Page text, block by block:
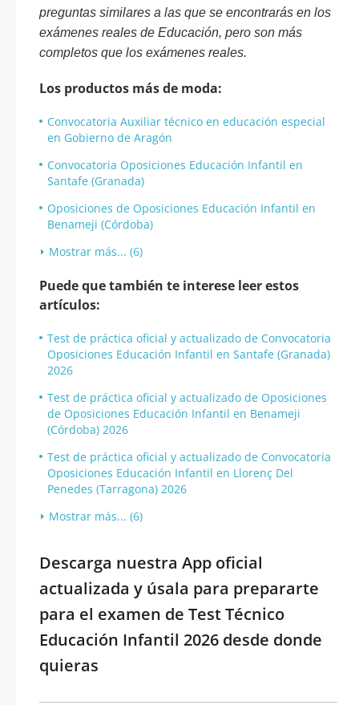
preguntas similares a las que se encontrarás en los
exámenes reales de Educación, pero son más
completos que los exámenes reales.
Los productos más de moda:
Convocatoria Auxiliar técnico en educación especial
en Gobierno de Aragón
Convocatoria Oposiciones Educación Infantil en
Santafe (Granada)
Oposiciones de Oposiciones Educación Infantil en
Benameji (Córdoba)
Mostrar más... (6)
Puede que también te interese leer estos
artículos:
Test de práctica oficial y actualizado de Convocatoria
Oposiciones Educación Infantil en Santafe (Granada)
2026
Test de práctica oficial y actualizado de Oposiciones
de Oposiciones Educación Infantil en Benameji
(Córdoba) 2026
Test de práctica oficial y actualizado de Convocatoria
Oposiciones Educación Infantil en Llorenç Del
Penedes (Tarragona) 2026
Mostrar más... (6)
Descarga nuestra App oficial
actualizada y úsala para prepararte
para el examen de Test Técnico
Educación Infantil 2026 desde donde
quieras